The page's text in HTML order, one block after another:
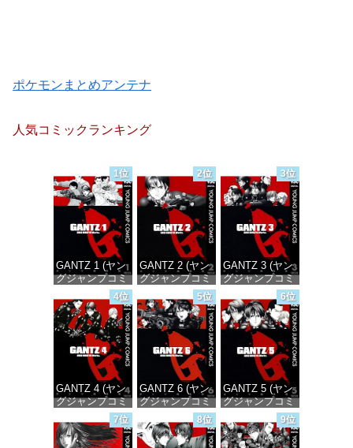
ポケモンまとめアンテナ
人気コミックランキング
1位
GANTZ 1 (ヤン
グジャンプコミ
ックスDIGITAL)
価格：¥100
2位
GANTZ 2 (ヤン
グジャンプコミ
ックスDIGITAL)
価格：¥100
3位
GANTZ 3 (ヤン
グジャンプコミ
ックスDIGITAL)
価格：¥100
4位
GANTZ 4 (ヤン
グジャンプコミ
ックスDIGITAL)
価格：¥100
5位
GANTZ 6 (ヤン
グジャンプコミ
ックスDIGITAL)
価格：¥100
6位
GANTZ 5 (ヤン
グジャンプコミ
ックスDIGITAL)
価格：¥100
7位 8位 9位